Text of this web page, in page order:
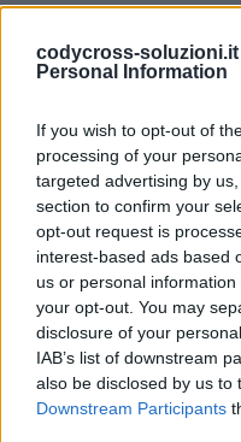
codycross-soluzioni.it
Personal Information
If you wish to opt-out of
processing of your
targeted advertising by
section to confirm your
opt-out request is
interest-based ads based
us or personal
your opt-out. You may
disclosure of your
IAB’s list of downstream
also be disclosed by us to
Downstream Participants
TORNA